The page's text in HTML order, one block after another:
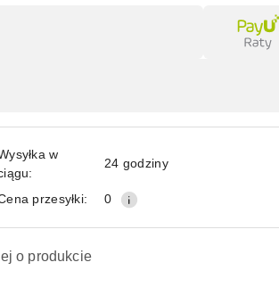
w
24 godziny
przesyłki: 0
o produkcie